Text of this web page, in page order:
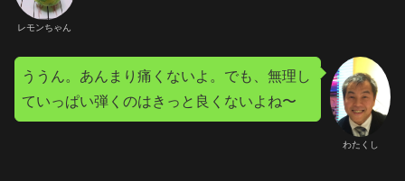
レモンちゃん
わたくし
ううん。あんまり痛くないよ。でも、無理し
ていっぱい弾くのはきっと良くないよね〜